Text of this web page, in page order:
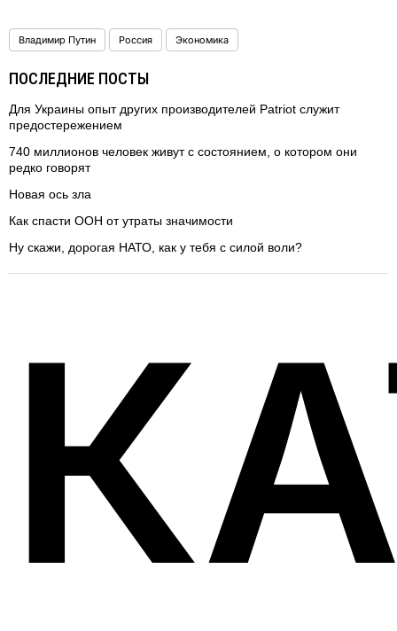
Владимир Путин Россия Экономика
ПОСЛЕДНИЕ ПОСТЫ
Для Украины опыт других производителей Patriot служит
предостережением
740 миллионов человек живут с состоянием, о котором они
редко говорят
Новая ось зла
Как спасти ООН от утраты значимости
Ну скажи, дорогая НАТО, как у тебя с силой воли?